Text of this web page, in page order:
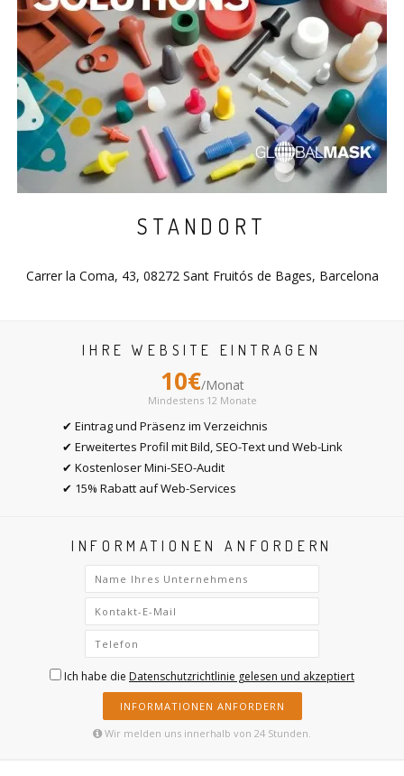
STANDORT
Carrer la Coma, 43, 08272 Sant Fruitós de Bages, Barcelona
IHRE WEBSITE EINTRAGEN
10€/Monat
Mindestens 12 Monate
✔ Eintrag und Präsenz im Verzeichnis
✔ Erweitertes Profil mit Bild, SEO-Text und Web-Link
✔ Kostenloser Mini-SEO-Audit
✔ 15% Rabatt auf Web-Services
INFORMATIONEN ANFORDERN
Ich habe die Datenschutzrichtlinie gelesen und akzeptiert
INFORMATIONEN ANFORDERN
Wir melden uns innerhalb von 24 Stunden.